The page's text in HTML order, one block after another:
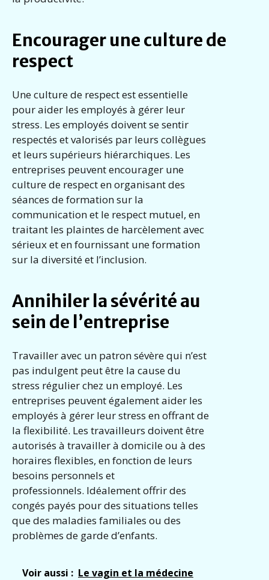
Encourager une culture de
respect
Une culture de respect est essentielle
pour aider les employés à gérer leur
stress. Les employés doivent se sentir
respectés et valorisés par leurs collègues
et leurs supérieurs hiérarchiques. Les
entreprises peuvent encourager une
culture de respect en organisant des
séances de formation sur la
communication et le respect mutuel, en
traitant les plaintes de harcèlement avec
sérieux et en fournissant une formation
sur la diversité et l’inclusion.
Annihiler la sévérité au
sein de l’entreprise
Travailler avec un patron sévère qui n’est
pas indulgent peut être la cause du
stress régulier chez un employé. Les
entreprises peuvent également aider les
employés à gérer leur stress en offrant de
la flexibilité. Les travailleurs doivent être
autorisés à travailler à domicile ou à des
horaires flexibles, en fonction de leurs
besoins personnels et
professionnels. Idéalement offrir des
congés payés pour des situations telles
que des maladies familiales ou des
problèmes de garde d’enfants.
Voir aussi : Le vagin et la médecine